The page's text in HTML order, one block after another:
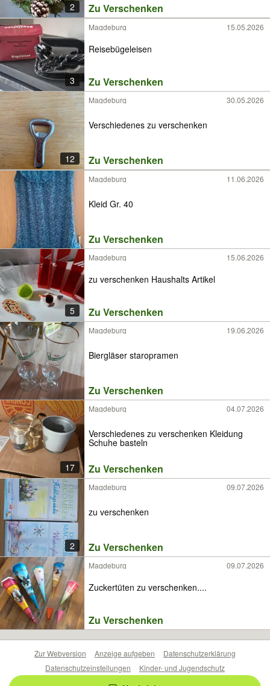
2 Zu Verschenken
3
Magdeburg 15.05.2026
Reisebügeleisen
Zu Verschenken
12
Magdeburg 30.05.2026
Verschiedenes zu verschenken
Zu Verschenken
Magdeburg 11.06.2026
Kleid Gr. 40
Zu Verschenken
5
Magdeburg 15.06.2026
zu verschenken Haushalts Artikel
Zu Verschenken
Magdeburg 19.06.2026
Biergläser staropramen
Zu Verschenken
17
Magdeburg 04.07.2026
Verschiedenes zu verschenken Kleidung
Schuhe basteln
Zu Verschenken
2
Magdeburg 09.07.2026
zu verschenken
Zu Verschenken
Magdeburg 09.07.2026
Zuckertüten zu verschenken....
Zu Verschenken
Zur Webversion Anzeige aufgeben
Datenschutzerklärung
Datenschutzeinstellungen
Kinder- und Jugendschutz
Barrierefreiheitserklärung